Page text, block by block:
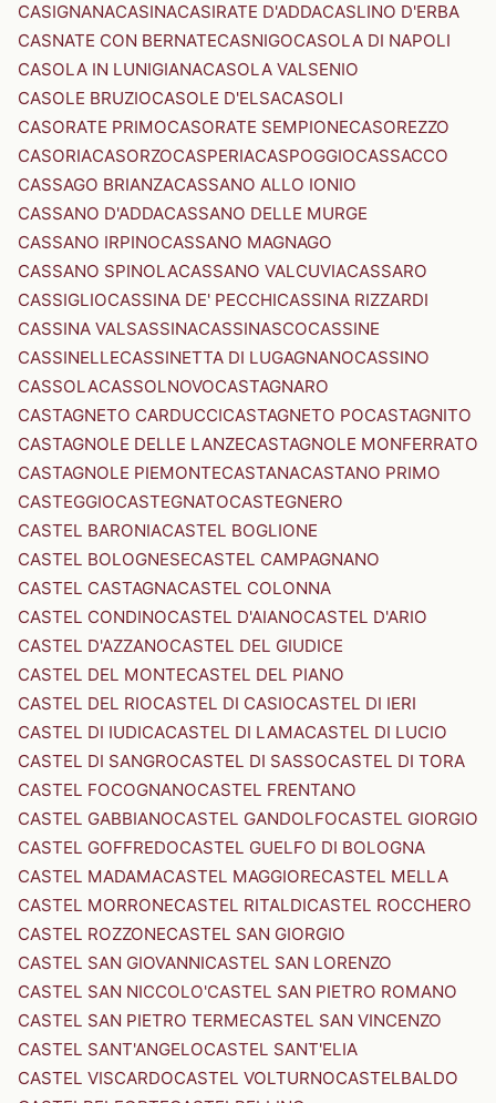
CASIGNANACASINACASIRATE D'ADDACASLINO D'ERBA
CASNATE CON BERNATECASNIGOCASOLA DI NAPOLI
CASOLA IN LUNIGIANACASOLA VALSENIO
CASOLE BRUZIOCASOLE D'ELSACASOLI
CASORATE PRIMOCASORATE SEMPIONECASOREZZO
CASORIACASORZOCASPERIACASPOGGIOCASSACCO
CASSAGO BRIANZACASSANO ALLO IONIO
CASSANO D'ADDACASSANO DELLE MURGE
CASSANO IRPINOCASSANO MAGNAGO
CASSANO SPINOLACASSANO VALCUVIACASSARO
CASSIGLIOCASSINA DE' PECCHICASSINA RIZZARDI
CASSINA VALSASSINACASSINASCOCASSINE
CASSINELLECASSINETTA DI LUGAGNANOCASSINO
CASSOLACASSOLNOVOCASTAGNARO
CASTAGNETO CARDUCCICASTAGNETO POCASTAGNITO
CASTAGNOLE DELLE LANZECASTAGNOLE MONFERRATO
CASTAGNOLE PIEMONTECASTANACASTANO PRIMO
CASTEGGIOCASTEGNATOCASTEGNERO
CASTEL BARONIACASTEL BOGLIONE
CASTEL BOLOGNESECASTEL CAMPAGNANO
CASTEL CASTAGNACASTEL COLONNA
CASTEL CONDINOCASTEL D'AIANOCASTEL D'ARIO
CASTEL D'AZZANOCASTEL DEL GIUDICE
CASTEL DEL MONTECASTEL DEL PIANO
CASTEL DEL RIOCASTEL DI CASIOCASTEL DI IERI
CASTEL DI IUDICACASTEL DI LAMACASTEL DI LUCIO
CASTEL DI SANGROCASTEL DI SASSOCASTEL DI TORA
CASTEL FOCOGNANOCASTEL FRENTANO
CASTEL GABBIANOCASTEL GANDOLFOCASTEL GIORGIO
CASTEL GOFFREDOCASTEL GUELFO DI BOLOGNA
CASTEL MADAMACASTEL MAGGIORECASTEL MELLA
CASTEL MORRONECASTEL RITALDICASTEL ROCCHERO
CASTEL ROZZONECASTEL SAN GIORGIO
CASTEL SAN GIOVANNICASTEL SAN LORENZO
CASTEL SAN NICCOLO'CASTEL SAN PIETRO ROMANO
CASTEL SAN PIETRO TERMECASTEL SAN VINCENZO
CASTEL SANT'ANGELOCASTEL SANT'ELIA
CASTEL VISCARDOCASTEL VOLTURNOCASTELBALDO